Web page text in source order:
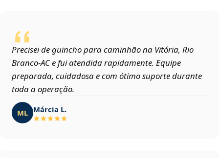
Precisei de guincho para caminhão na Vitória, Rio
Branco‑AC e fui atendida rapidamente. Equipe
preparada, cuidadosa e com ótimo suporte durante
toda a operação.
ML Márcia L.